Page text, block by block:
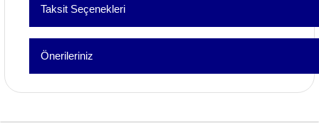
Bu
Taksit Seçenekleri
Önerileriniz
Görüş ve önerileriniz için teşekkür ederiz.